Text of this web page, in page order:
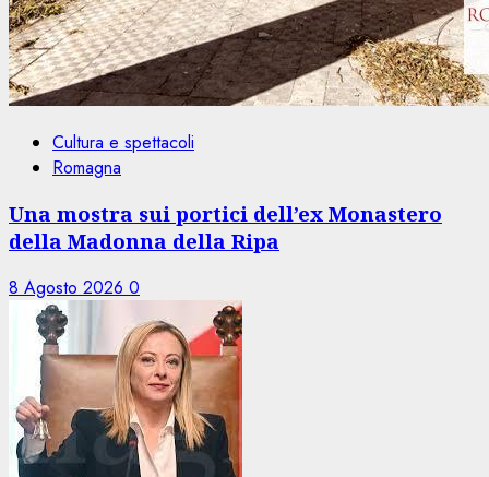
Cultura e spettacoli
Romagna
Una mostra sui portici dell’ex Monastero
della Madonna della Ripa
8 Agosto 2026 0